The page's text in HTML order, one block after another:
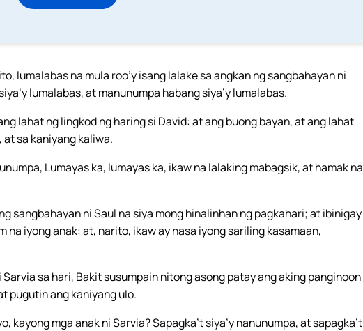
lumalabas na mula roo’y isang lalake sa angkan ng sangbahayan ni
lumalabas, at manunumpa habang siya’y lumalabas.
lahat ng lingkod ng haring si David: at ang buong bayan, at ang lahat
at sa kaniyang kaliwa.
Lumayas ka, lumayas ka, ikaw na lalaking mabagsik, at hamak na
sangbahayan ni Saul na siya mong hinalinhan ng pagkahari; at ibinigay
na iyong anak: at, narito, ikaw ay nasa iyong sariling kasamaan,
Sarvia sa hari, Bakit susumpain nitong asong patay ang aking panginoon
pugutin ang kaniyang ulo.
kayong mga anak ni Sarvia? Sapagka’t siya’y nanunumpa, at sapagka’t